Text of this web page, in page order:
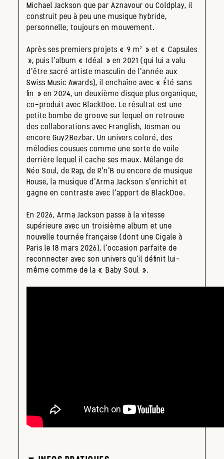
Michael Jackson que par Aznavour ou Coldplay, il
construit peu à peu une musique hybride,
personnelle, toujours en mouvement.
Après ses premiers projets « 9 m² » et « Capsules
», puis l’album « Idéal » en 2021 (qui lui a valu
d’être sacré artiste masculin de l’année aux
Swiss Music Awards), il enchaîne avec « Été sans
fin » en 2024, un deuxième disque plus organique,
co-produit avec BlackDoe. Le résultat est une
petite bombe de groove sur lequel on retrouve
des collaborations avec Franglish, Josman ou
encore Guy2Bezbar. Un univers coloré, des
mélodies cousues comme une sorte de voile
derrière lequel il cache ses maux. Mélange de
Néo Soul, de Rap, de R’n’B ou encore de musique
House, la musique d’Arma Jackson s’enrichit et
gagne en contraste avec l’apport de BlackDoe.
En 2026, Arma Jackson passe à la vitesse
supérieure avec un troisième album et une
nouvelle tournée française (dont une Cigale à
Paris le 18 mars 2026), l’occasion parfaite de
reconnecter avec son univers qu’il définit lui-
même comme de la « Baby Soul ».